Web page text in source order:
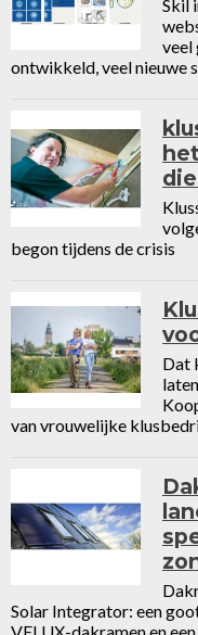
Skil
veel
ontwikkeld, veel nieuwe
begon tijdens de crisis
Dat
van vrouwelijke
Solar Integrator: een